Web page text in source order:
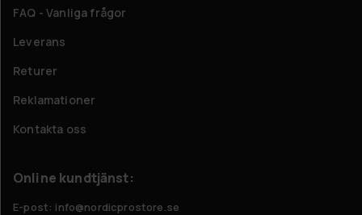
FAQ - Vanliga frågor
Leverans
Returer
Reklamationer
Kontakta oss
Online kundtjänst:
E-post: info@nordicprostore.se